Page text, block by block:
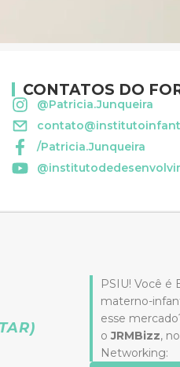
CONTATOS DO
@Patricia.Junqueira
/Patricia.Junqueira
PSIU! Você é
materno-
esse
oJRMBizz,
Networking: